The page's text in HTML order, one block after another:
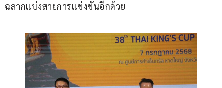
ฉลากแบ่งสายการแข่งขันอีกด้วย